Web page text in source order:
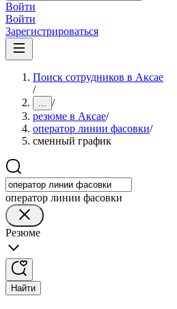
Войти
Войти
Зарегистрироваться
Поиск сотрудников в Аксае
/
... /
резюме в Аксае/
оператор линии фасовки/
сменный график
оператор линии фасовки
Резюме
Найти